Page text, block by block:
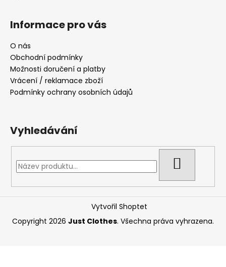
Informace pro vás
O nás
Obchodní podmínky
Možnosti doručení a platby
Vrácení / reklamace zboží
Podmínky ochrany osobních údajů
Vyhledávání
Vytvořil Shoptet
Copyright 2026 Just Clothes. Všechna práva vyhrazena.